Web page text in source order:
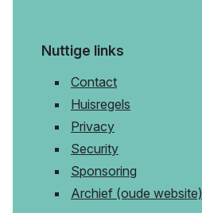
Nuttige links
Contact
Huisregels
Privacy
Security
Sponsoring
Archief (oude website)